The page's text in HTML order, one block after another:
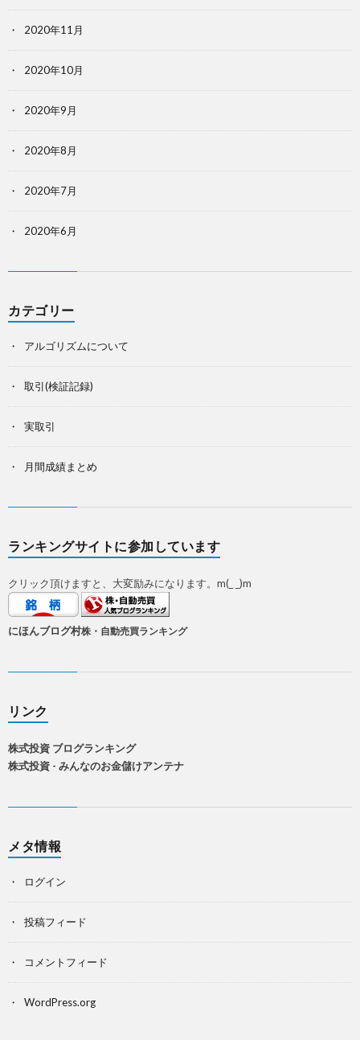
2020年11月
2020年10月
2020年9月
2020年8月
2020年7月
2020年6月
カテゴリー
アルゴリズムについて
取引(検証記録)
実取引
月間成績まとめ
ランキングサイトに参加しています
クリック頂けますと、大変励みになります。m(_ _)m
にほんブログ村株・自動売買ランキング
リンク
株式投資 ブログランキング
株式投資 - みんなのお金儲けアンテナ
メタ情報
ログイン
投稿フィード
コメントフィード
WordPress.org